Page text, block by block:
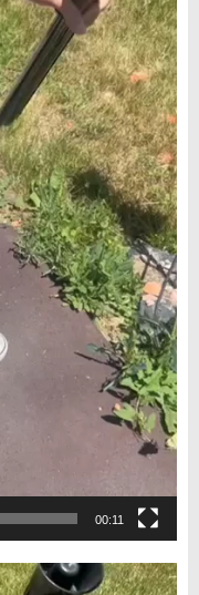
00:11